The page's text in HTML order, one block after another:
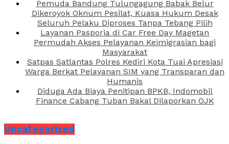
Pemuda Bandung Tulungagung Babak Belur
Dikeroyok Oknum Pesilat, Kuasa Hukum Desak
Seluruh Pelaku Diproses Tanpa Tebang Pilih
Layanan Pasporia di Car Free Day Magetan
Permudah Akses Pelayanan Keimigrasian bagi
Masyarakat
Satpas Satlantas Polres Kediri Kota Tuai Apresiasi
Warga Berkat Pelayanan SIM yang Transparan dan
Humanis
Diduga Ada Biaya Penitipan BPKB, Indomobil
Finance Cabang Tuban Bakal Dilaporkan OJK
Uncategorized